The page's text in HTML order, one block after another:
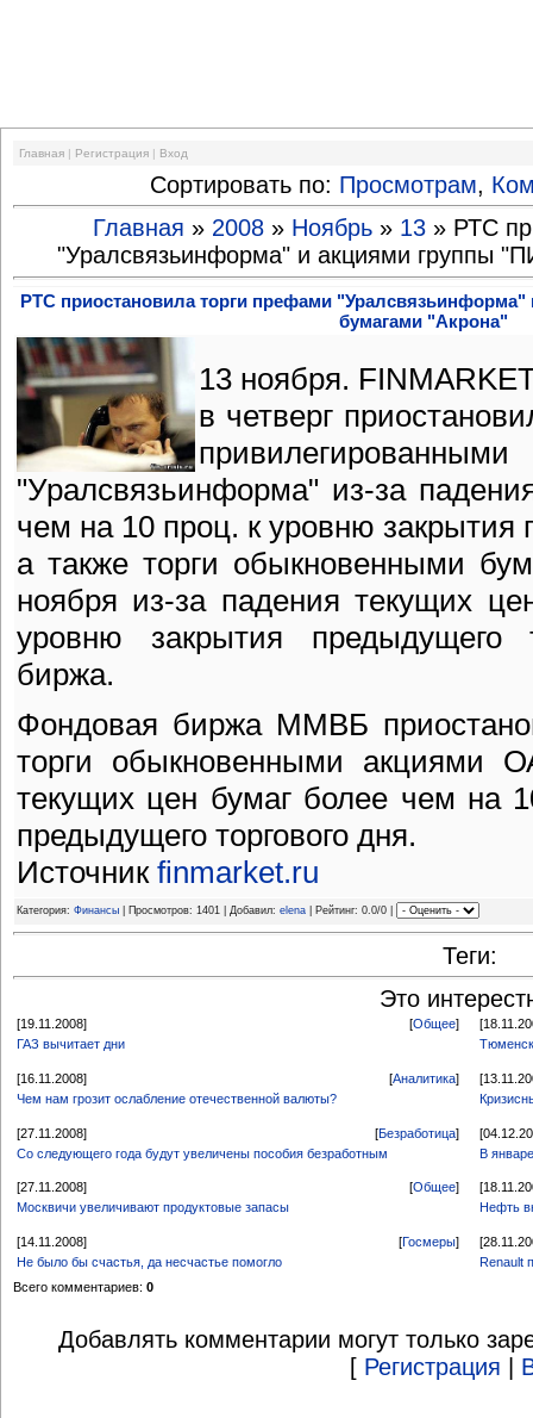
Главная | Регистрация | Вход
Сортировать по: Просмотрам,
Главная » 2008 » Ноябрь » 13 » РТС
"Уралсвязьинформа" и акциями группы
РТС приостановила торги префами
бумагами "Акрона"
13 ноября.
в четверг
"Уралсвязьинформа" из-за
чем на 10 проц. к уровню закрытия
а также торги обыкновенными
ноября из-за падения текущих
уровню закрытия предыдущего
биржа.
Фондовая биржа ММВБ
торги обыкновенными акциями
текущих цен бумаг более чем на
предыдущего торгового дня.
Источник finmarket.ru
Категория: Финансы | Просмотров: 1401 | Добавил: elena | Рейтинг: 0.0/0 |
Теги:
Это
[19.11.2008] [Общее]
ГАЗ вычитает дни
[16.11.2008] [Аналитика]
Чем нам грозит ослабление отечественной валюты?
[27.11.2008] [Безработица]
Со следующего года будут увеличены пособия безработным
В
[27.11.2008] [Общее]
Москвичи увеличивают продуктовые запасы
Нефть
[14.11.2008] [Госмеры]
Не было бы счастья, да несчастье помогло
Renault
Всего комментариев: 0
Добавлять комментарии могут только
[ Регистрация